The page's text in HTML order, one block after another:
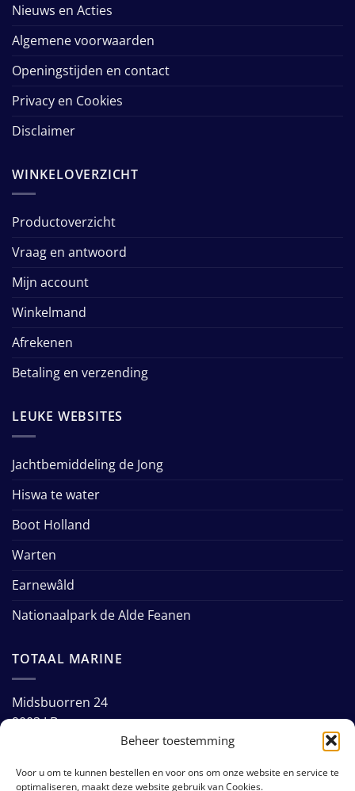
Beheer toestemming
Voor u om te kunnen bestellen en voor ons om onze website en service te
optimaliseren, maakt deze website gebruik van Cookies.
Nieuws en Acties
Algemene voorwaarden
Openingstijden en contact
Privacy en Cookies
Disclaimer
WINKELOVERZICHT
Productoverzicht
Vraag en antwoord
Mijn account
Winkelmand
Afrekenen
Betaling en verzending
LEUKE WEBSITES
Jachtbemiddeling de Jong
Hiswa te water
Boot Holland
Warten
Earnewâld
Nationaalpark de Alde Feanen
TOTAAL MARINE
Midsbuorren 24
9003 LB
Tel: +31 (0)58 255 1362